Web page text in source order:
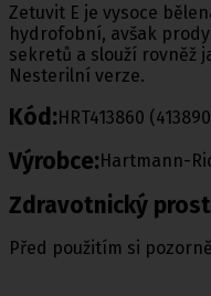
Zetuvit E je vysoce
hydrofobní, avšak
sekretů a slouží rovněž
Nesterilní verze.
Kód:HRT413860
Výrobce:Hartmann-
Zdravotnický
Před použitím si